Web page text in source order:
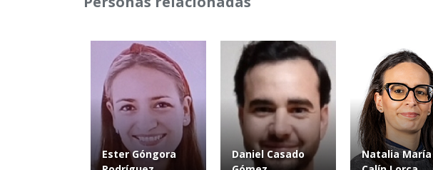
Ester Góngora
Daniel Casado
Natalia María